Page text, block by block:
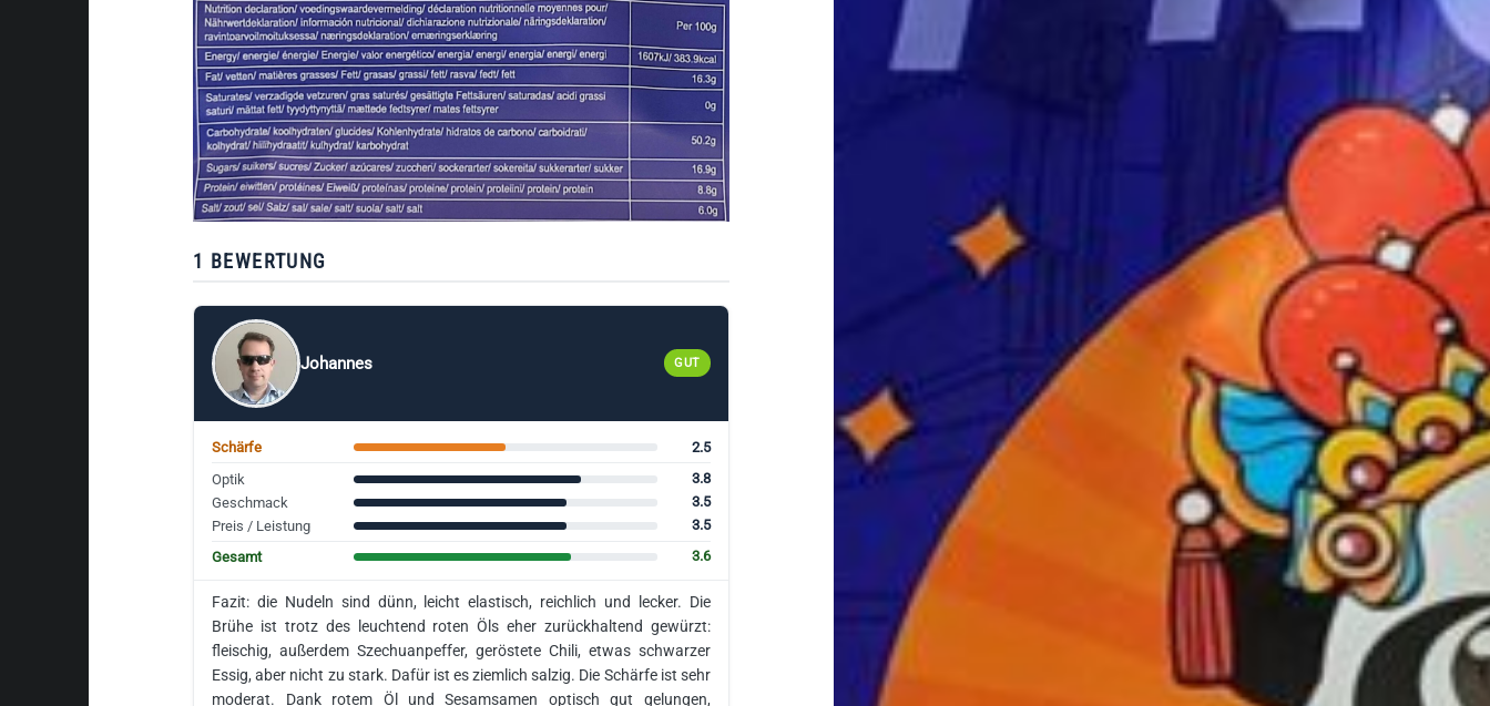
1 BEWERTUNG
Johannes GUT
Schärfe
2.5
Optik
3.8
Geschmack
3.5
Preis / Leistung
3.5
Gesamt
3.6
Fazit: die Nudeln sind dünn, leicht elastisch, reichlich und lecker. Die
Brühe ist trotz des leuchtend roten Öls eher zurückhaltend gewürzt:
fleischig, außerdem Szechuanpeffer, geröstete Chili, etwas schwarzer
Essig, aber nicht zu stark. Dafür ist es ziemlich salzig. Die Schärfe ist sehr
moderat. Dank rotem Öl und Sesamsamen optisch gut gelungen,